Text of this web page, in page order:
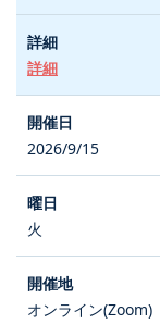
詳細
2026/9/15
火
オンライン(Zoom)